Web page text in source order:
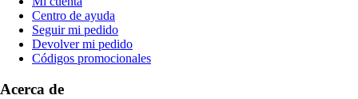
Centro de ayuda
Seguir mi pedido
Devolver mi pedido
Códigos promocionales
Acerca de